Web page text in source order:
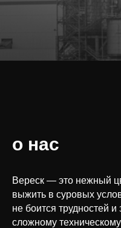
о нас
Вереск — это нежный
выжить в суровых
не боится трудностей
сложному